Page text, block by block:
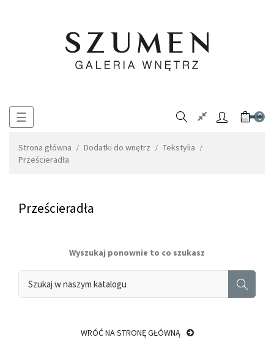
Toggle
☰ 0
Strona główna Dodatki do wnętrz
Tekstylia
Prześcieradła
Prześcieradła
Wyszukaj ponownie to co szukasz
WRÓĆ NA STRONĘ GŁÓWNĄ